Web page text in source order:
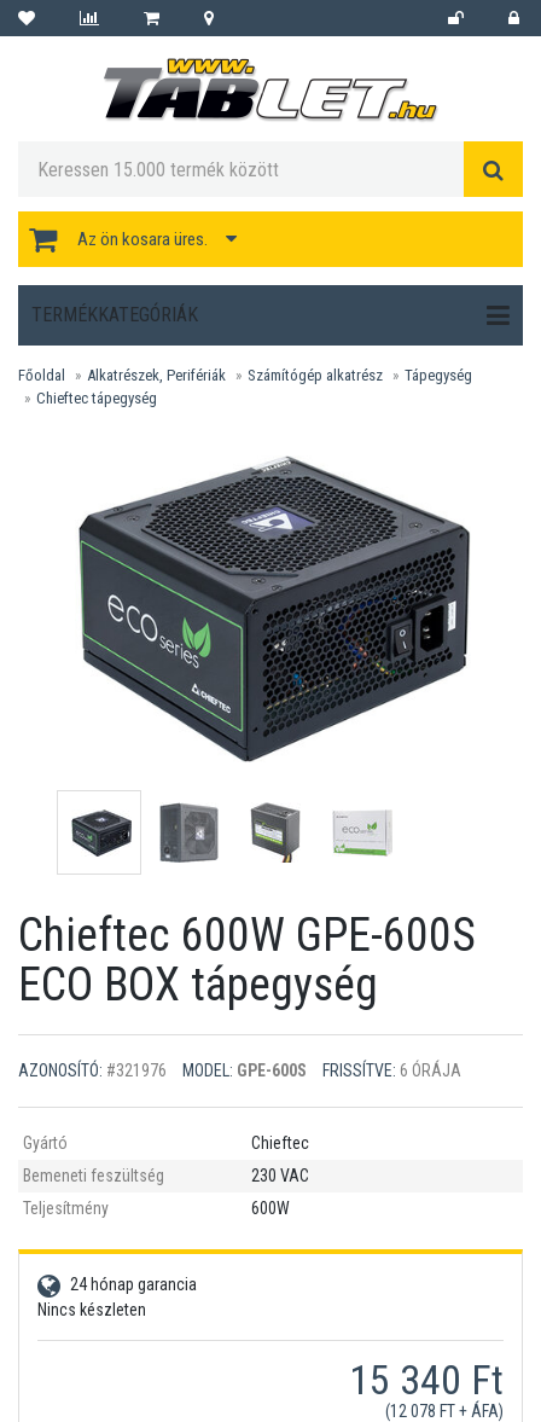
Az ön kosara üres.
TERMÉKKATEGÓRIÁK
Főoldal Alkatrészek, Perifériák Számítógép alkatrész
Tápegység
Chieftec tápegység
Chieftec 600W GPE-600S
ECO BOX tápegység
AZONOSÍTÓ: #321976 MODEL: GPE-600S FRISSÍTVE: 6 ÓRÁJA
Gyártó
Chieftec
Bemeneti feszültség
230 VAC
Teljesítmény
600W
24 hónap garancia
Nincs készleten
15 340 Ft
(12 078 FT + ÁFA)